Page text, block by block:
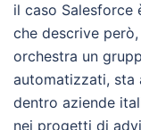
il caso Salesforce
che descrive
orchestra un
automatizzati, sta
dentro aziende
nei progetti di